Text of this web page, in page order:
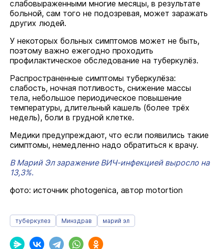
слабовыраженными многие месяцы, в результате
больной, сам того не подозревая, может заражать
других людей.
У некоторых больных симптомов может не быть,
поэтому важно ежегодно проходить
профилактическое обследование на туберкулёз.
Распространенные симптомы туберкулёза:
слабость, ночная потливость, снижение массы
тела, небольшое периодическое повышение
температуры, длительный кашель (более трёх
недель), боли в грудной клетке.
Медики предупреждают, что если появились такие
симптомы, немедленно надо обратиться к врачу.
В Марий Эл заражение ВИЧ-инфекцией выросло на
13,3%.
фото: источник photogenica, автор motortion
туберкулез Минздрав марий эл